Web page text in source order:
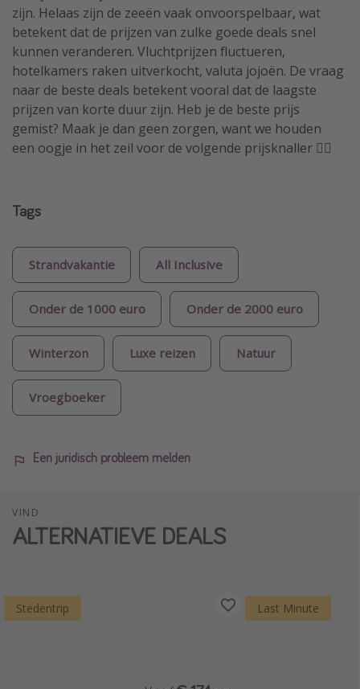
zijn. Helaas zijn de zeeën vaak onvoorspelbaar, wat
betekent dat de prijzen van zulke goede deals snel
kunnen veranderen. Vluchtprijzen fluctueren,
hotelkamers raken uitverkocht, valuta jojoën. De vraag
naar de beste deals betekent vooral dat de laagste
prijzen van korte duur zijn. Heb je de beste prijs
gemist? Maak je dan geen zorgen, want we houden
een oogje in het zeil voor de volgende prijsknaller 🏴‍☠️
Tags
Strandvakantie All Inclusive
Onder de 1000 euro Onder de 2000 euro
Winterzon Luxe reizen Natuur
Vroegboeker
Een juridisch probleem melden
VIND
ALTERNATIEVE DEALS
Stedentrip Last Minute